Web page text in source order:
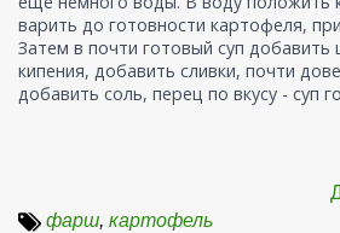
варить до готовности картофеля,
Затем в почти готовый суп
кипения, добавить сливки, почти
добавить соль, перец по вкусу - суп
фарш, картофель